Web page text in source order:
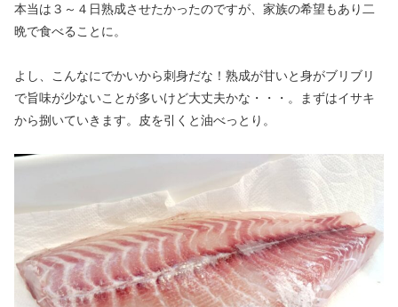
本当は３～４日熟成させたかったのですが、家族の希望もあり二
晩で食べることに。
よし、こんなにでかいから刺身だな！熟成が甘いと身がブリブリ
で旨味が少ないことが多いけど大丈夫かな・・・。まずはイサキ
から捌いていきます。皮を引くと油べっとり。